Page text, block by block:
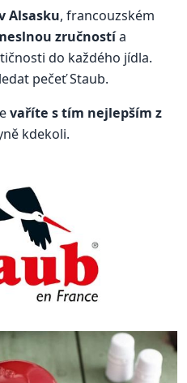
Alsasku, francouzském
zručnostía
do každého jídla.
pečeť Staub.
vaříte s tím nejlepším z
kdekoli.